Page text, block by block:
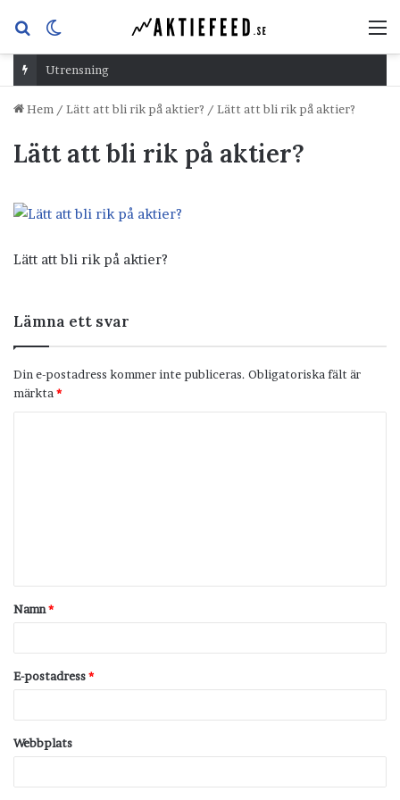
Sök
efterskin
Utrensning
Hem / Lätt att bli rik på aktier? / Lätt att bli rik på aktier?
Lätt att bli rik på aktier?
Lätt att bli rik på aktier?
Lämna ett svar
Din e-postadress kommer inte publiceras. Obligatoriska fält är
märkta *
t
a
Namn*
E-postadress*
Webbplats